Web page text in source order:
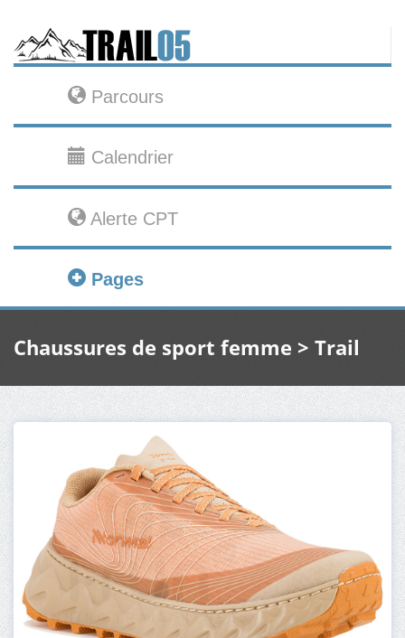
Parcours
Calendrier
Alerte CPT
Pages
Chaussures de sport femme > Trail